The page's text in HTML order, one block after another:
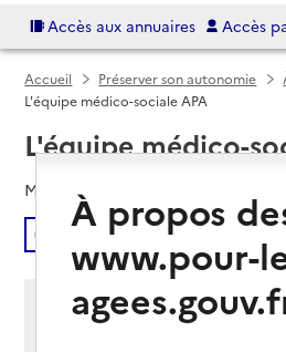
Accès aux annuaires Accès
Accueil Préserver son autonomie
L'équipe médico-sociale APA
L'équipe médico-
Mis à jour le
Écouter
Partager cette page
À propos
www.pour-